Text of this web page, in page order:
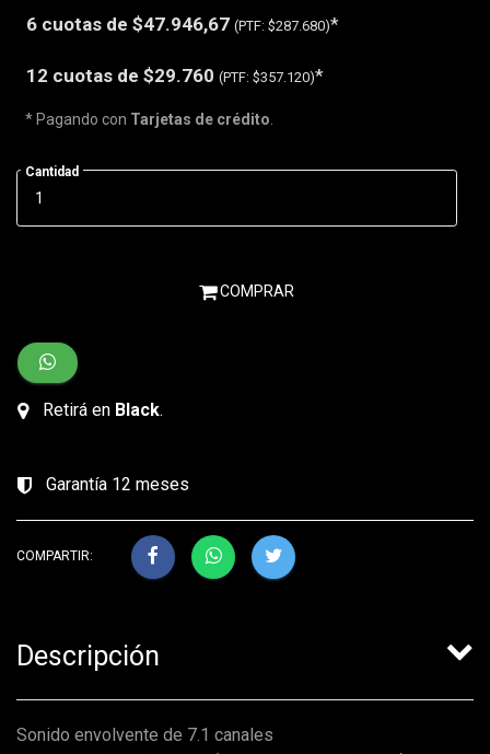
6 cuotas de $47.946,67 (PTF: $287.680)*
12 cuotas de $29.760 (PTF: $357.120)*
* Pagando con Tarjetas de crédito
Cantidad
COMPRAR
Retirá en Black.
Garantía 12 meses
COMPARTIR:
Descripción
Sonido envolvente de 7.1 canales